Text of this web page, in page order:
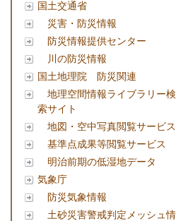
国土交通省
災害・防災情報
防災情報提供センター
川の防災情報
国土地理院 防災関連
地理空間情報ライブラリー検
索サイト
地図・空中写真閲覧サービス
基準点成果等閲覧サービス
明治前期の低湿地データ
気象庁
防災気象情報
土砂災害警戒判定メッシュ情